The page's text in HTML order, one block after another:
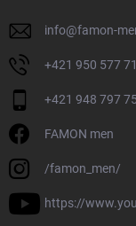
info@famon-
+421 950 577
+421 948 797
FAMON men
/famon_men/
https://